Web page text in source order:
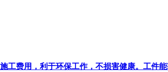
工费用，利于环保工作，不损害健康。工件